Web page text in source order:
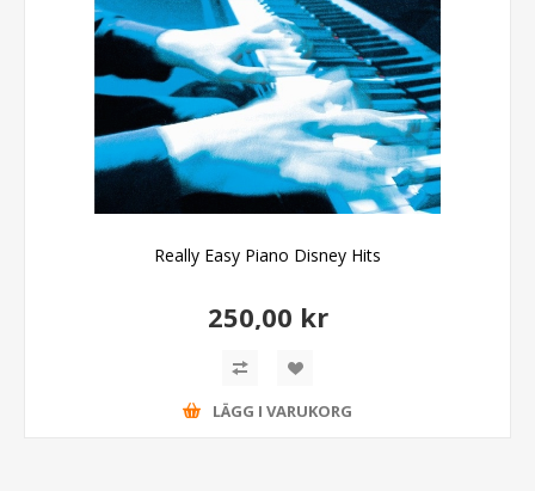
Really Easy Piano Disney Hits
250,00 kr
LÄGG I VARUKORG